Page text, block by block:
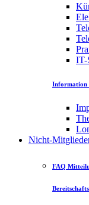
IT-
Information
Nicht-
FAQ